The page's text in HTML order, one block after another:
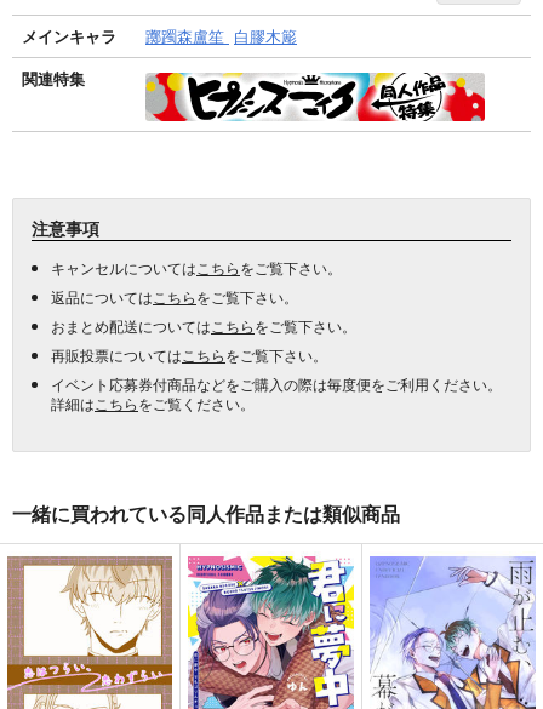
メインキャラ 躑躅森盧笙 白膠木簓
関連特集
注意事項
キャンセルについては こちらをご覧下さい。
返品については こちらをご覧下さい。
おまとめ配送については こちらをご覧下さい。
再販投票については こちらをご覧下さい。
イベント応募券付商品などをご購入の際は毎度便をご利用ください。
詳細は こちらをご覧ください。
一緒に買われている同人作品または類似商品